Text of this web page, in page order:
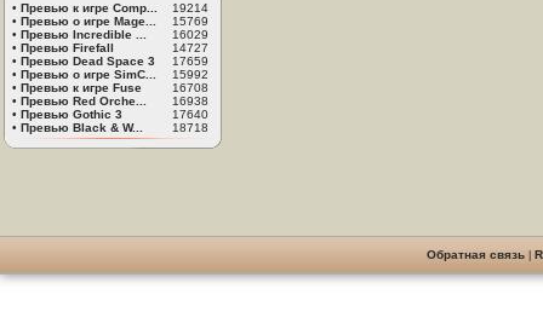
• Превью к игре Comp...
19214
• Превью о игре Mage...
15769
• Превью Incredible ...
16029
• Превью Firefall
14727
• Превью Dead Space 3
17659
• Превью о игре SimC...
15992
• Превью к игре Fuse
16708
• Превью Red Orche...
16938
• Превью Gothic 3
17640
• Превью Black & W... 18718
Обратная связь